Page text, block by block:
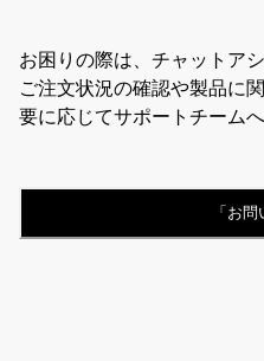
お困りの際は、チャットア
ご注文状況の確認や製品に
要に応じてサポートチーム
「お